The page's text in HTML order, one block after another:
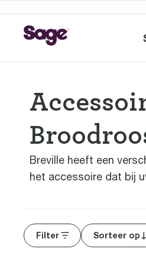
Breville heeft een
het accessoire dat bij
Filter Sorteer op